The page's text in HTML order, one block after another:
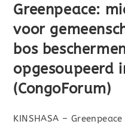
Greenpeace:
voor
bos
opgesoupeerd
(CongoForum)
KINSHASA –